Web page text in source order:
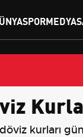
SPORMEDYA
kurları